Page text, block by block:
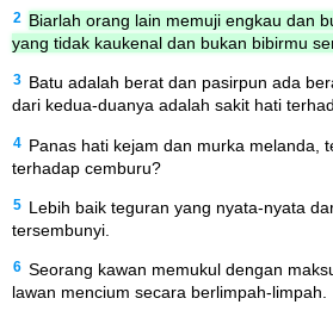
2
Biarlah orang lain memuji engkau dan
yang tidak kaukenal dan bukan bibirmu
3 Batu adalah berat dan pasirpun ada
dari kedua-duanya adalah sakit hati
4 Panas hati kejam dan murka melanda,
terhadap cemburu?
5 Lebih baik teguran yang nyata-nyata
tersembunyi.
6 Seorang kawan memukul dengan
lawan mencium secara berlimpah-limpah.